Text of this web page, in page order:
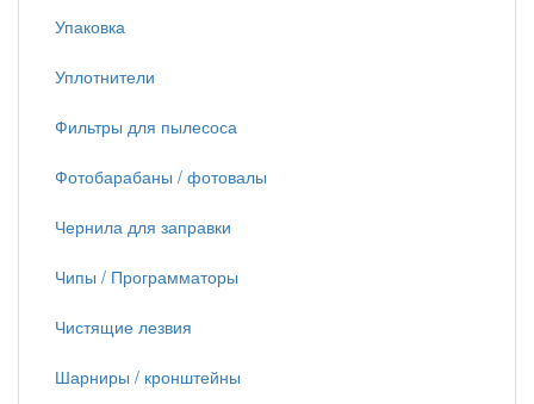
Упаковка
Уплотнители
Фильтры для пылесоса
Фотобарабаны / фотовалы
Чернила для заправки
Чипы / Программаторы
Чистящие лезвия
Шарниры / кронштейны